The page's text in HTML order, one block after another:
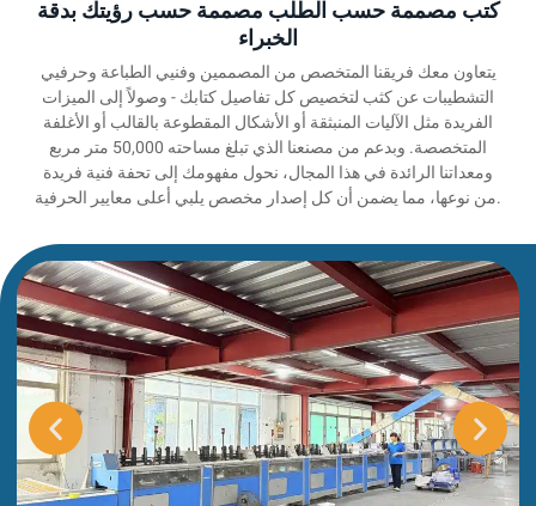
كتب مصممة حسب الطلب مصممة حسب رؤيتك بدقة
الخبراء
يتعاون معك فريقنا المتخصص من المصممين وفنيي الطباعة وحرفيي
التشطيبات عن كثب لتخصيص كل تفاصيل كتابك - وصولاً إلى الميزات
الفريدة مثل الآليات المنبثقة أو الأشكال المقطوعة بالقالب أو الأغلفة
المتخصصة. وبدعم من مصنعنا الذي تبلغ مساحته 50,000 متر مربع
ومعداتنا الرائدة في هذا المجال، نحول مفهومك إلى تحفة فنية فريدة
من نوعها، مما يضمن أن كل إصدار مخصص يلبي أعلى معايير الحرفية.